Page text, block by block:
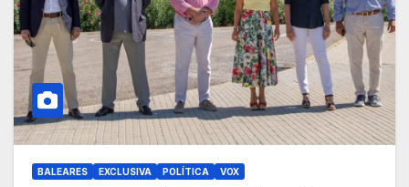
BALEARES EXCLUSIVA POLÍTICA VOX